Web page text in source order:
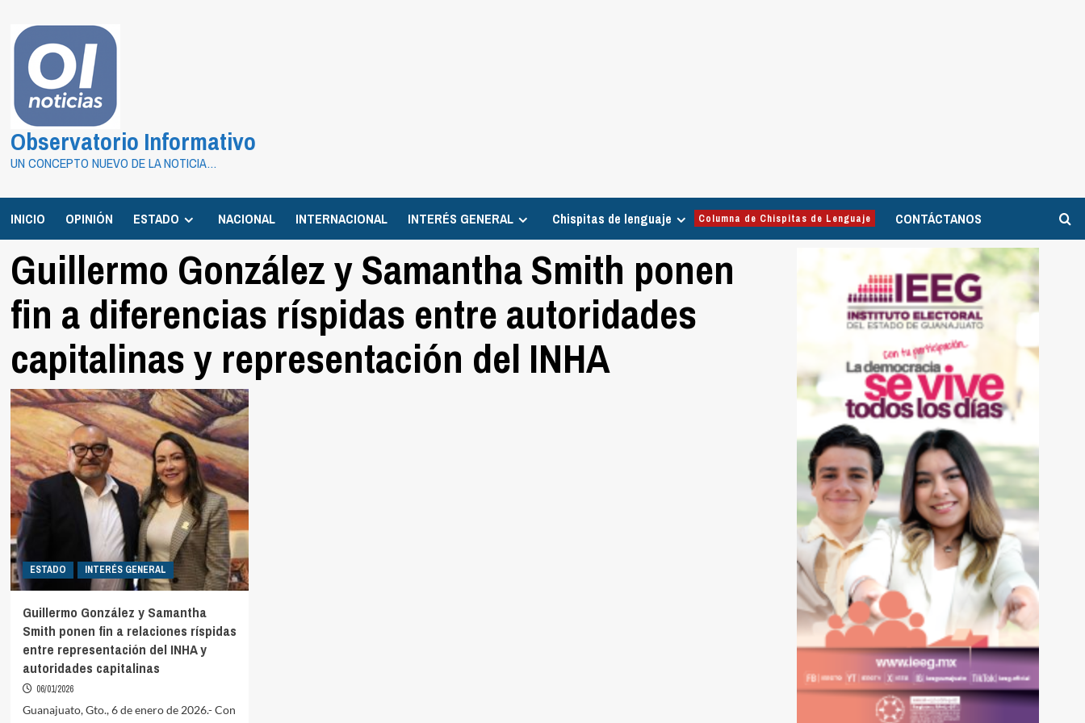
contenido
Observatorio Informativo
UN CONCEPTO NUEVO DE LA NOTICIA…
INICIO OPINIÓN ESTADO NACIONAL INTERNACIONAL INTERÉS GENERAL Chispitas de lenguaje Columna de Chispitas de Lenguaje CONTÁCTANOS
Guillermo González y Samantha Smith ponen
fin a diferencias ríspidas entre autoridades
capitalinas y representación del INHA
ESTADO INTERÉS GENERAL
Guillermo González y Samantha
Smith ponen fin a relaciones ríspidas
entre representación del INHA y
autoridades capitalinas
06/01/2026
Guanajuato, Gto., 6 de enero de 2026.- Con